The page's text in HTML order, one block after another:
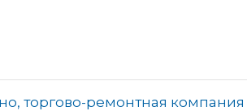
торгово-ремонтная компания